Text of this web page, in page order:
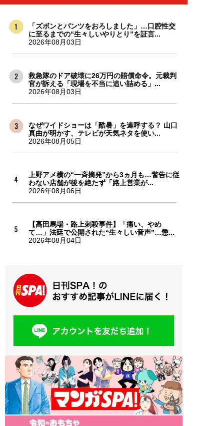
「ズボンとパンツをおろしました」…口腔性交
に至るまでの“生々しいやりとり”を証言...
2026年08月03日
救急隊のドア破壊に26万円の賠償命令。元裁判
官が訴える「現場を不当に追い詰める」...
2026年08月03日
なぜワイドショーは「酷暑」を連呼する？ 山口
真由が明かす、テレビが天気ネタを使い...
2026年08月05日
上野アメ横の“一斉摘発”から3ヵ月も…警告に従
わない店舗が後を絶たず「路上営業が...
2026年08月06日
【高田馬場・路上刺殺事件】「痛い、やめ
て…」法廷で公開された“生々しい音声”…懲...
2026年08月04日